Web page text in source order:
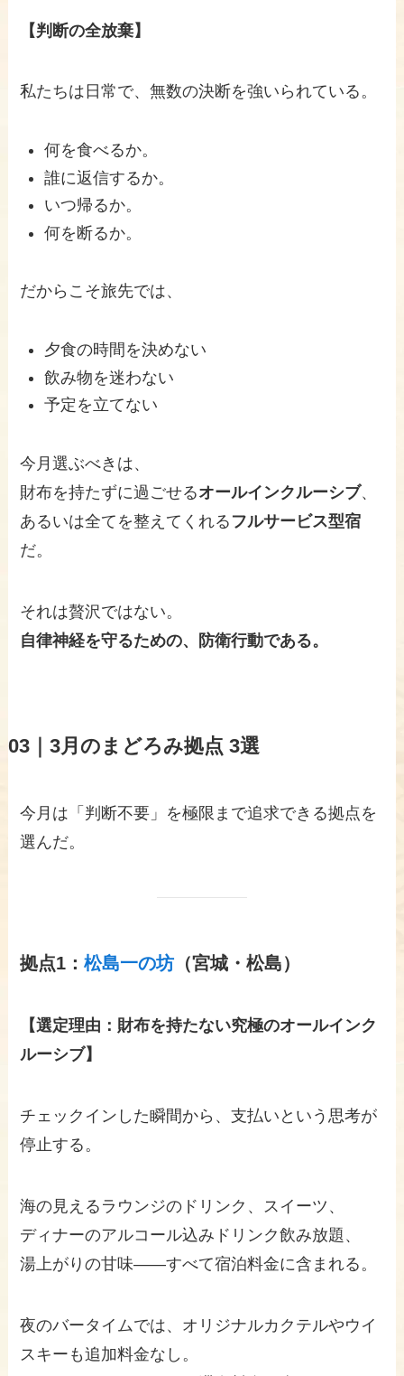
【判断の全放棄】
私たちは日常で、無数の決断を強いられている。
何を食べるか。
誰に返信するか。
いつ帰るか。
何を断るか。
だからこそ旅先では、
夕食の時間を決めない
飲み物を迷わない
予定を立てない
今月選ぶべきは、
財布を持たずに過ごせるオールインクルーシブ、
あるいは全てを整えてくれる フルサービス型宿
だ。
それは贅沢ではない。
自律神経を守るための、防衛行動である。
03｜ 3月のまどろみ拠点 3選
今月は「判断不要」を極限まで追求できる拠点を
選んだ。
拠点1：松島一の坊 （宮城・松島）
【選定理由：財布を持たない究極のオールインク
ルーシブ】
チェックインした瞬間から、支払いという思考が
停止する。
海の見えるラウンジのドリンク、スイーツ、
ディナーのアルコール込みドリンク飲み放題、
湯上がりの甘味——すべて宿泊料金に含まれる。
夜のバータイムでは、オリジナルカクテルやウイ
スキーも追加料金なし。